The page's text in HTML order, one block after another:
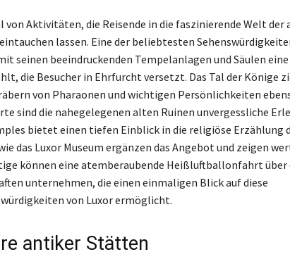
von Aktivitäten, die Reisende in die faszinierende Welt der
lassen. Eine der beliebtesten
seinen beeindruckenden Tempelanlagen und Säulen eine
die Besucher in Ehrfurcht versetzt. Das Tal der Könige
von Pharaonen und wichtigen Persönlichkeiten
sind die nahegelegenen alten Ruinen unvergessliche
bietet einen tiefen Einblick in die religiöse Erzählung
das Luxor Museum ergänzen das Angebot und zeigen
können eine atemberaubende Heißluftballonfahrt über
unternehmen, die einen einmaligen Blick auf diese
von Luxor ermöglicht.
antiker Stätten